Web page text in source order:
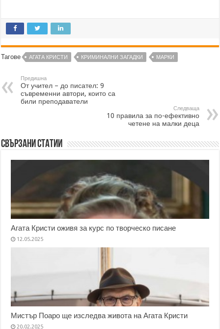
Тагове АГАТА КРИСТИ КРИМИНАЛНИ ЗАГАДКИ МАРКИ
Предишна
От учител – до писател: 9
съвременни автори, които са
били преподаватели
Следваща
10 правила за по-ефективно
четене на малки деца
Свързани статии
Агата Кристи оживя за курс по творческо писане
12.05.2025
Мистър Поаро ще изследва живота на Агата Кристи
20.02.2025